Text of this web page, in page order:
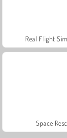
Real Flight
Space